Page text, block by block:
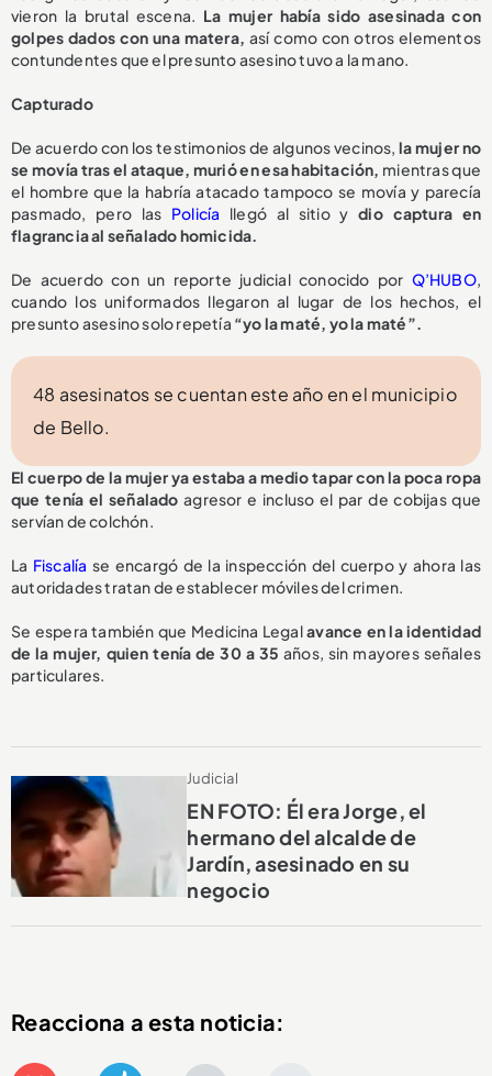
vieron la brutal escena. La mujer había sido asesinada con
golpes dados con una matera, así como con otros elementos
contundentes que el presunto asesino tuvo a la mano.
Capturado
De acuerdo con los testimonios de algunos vecinos,la mujer no
se movía tras el ataque, murió en esa habitación, mientras que
el hombre que la habría atacado tampoco se movía y parecía
pasmado, pero las Policía llegó al sitio y dio captura en
flagrancia al señalado homicida.
De acuerdo con un reporte judicial conocido por Q’HUBO,
cuando los uniformados llegaron al lugar de los hechos, el
presunto asesino solo repetía “yo la maté, yo la maté”.
48 asesinatos se cuentan este año en el municipio
de Bello.
El cuerpo de la mujer ya estaba a medio tapar con la poca ropa
que tenía el señalado agresor e incluso el par de cobijas que
servían de colchón.
La Fiscalía se encargó de la inspección del cuerpo y ahora las
autoridades tratan de establecer móviles del crimen.
Se espera también que Medicina Legalavance en la identidad
de la mujer, quien tenía de 30 a 35años, sin mayores señales
particulares.
Judicial
EN FOTO: Él era Jorge, el
hermano del alcalde de
Jardín, asesinado en su
negocio
Reacciona a esta noticia: